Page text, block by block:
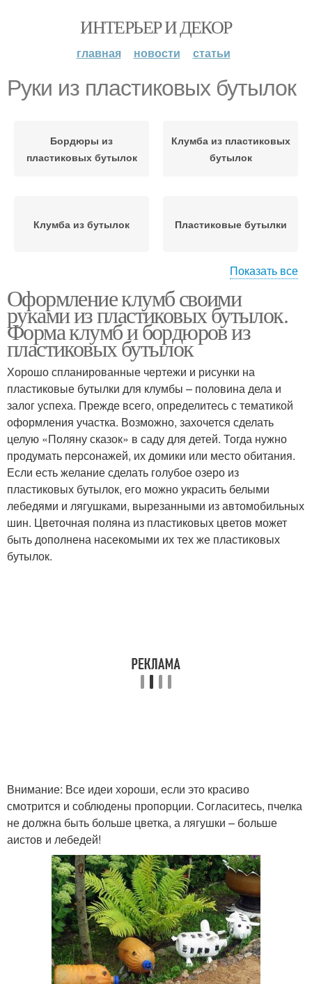
ИНТЕРЬЕР И ДЕКОР
главная новости статьи
Руки из пластиковых бутылок
Бордюры из
пластиковых бутылок
Клумба из пластиковых
бутылок
Клумба из бутылок Пластиковые бутылки
ограждений
пластиковых бутылок
Бутылки для дачи
Заборчик из
пластиковых бутылок
Интерьер из
пластиковых бутылок
Домик из бутылок
Домик из пластиковых
бутылок
Домик из пластиковой
бутылки
Сумки из пластиковых
бутылок
Сумка из пластиковых
Пуфик из пластиковых
бутылок
Изделия из
пластиковых бутылок
Руки для дачи
Ветряк из пластиковых
Показать все
Оформление клумб своими
руками из пластиковых бутылок.
Форма клумб и бордюров из
пластиковых бутылок
Хорошо спланированные чертежи и рисунки на
пластиковые бутылки для клумбы – половина дела и
залог успеха. Прежде всего, определитесь с тематикой
оформления участка. Возможно, захочется сделать
целую «Поляну сказок» в саду для детей. Тогда нужно
продумать персонажей, их домики или место обитания.
Если есть желание сделать голубое озеро из
пластиковых бутылок, его можно украсить белыми
лебедями и лягушками, вырезанными из автомобильных
шин. Цветочная поляна из пластиковых цветов может
быть дополнена насекомыми их тех же пластиковых
бутылок.
Внимание: Все идеи хороши, если это красиво
смотрится и соблюдены пропорции. Согласитесь, пчелка
не должна быть больше цветка, а лягушки – больше
аистов и лебедей!